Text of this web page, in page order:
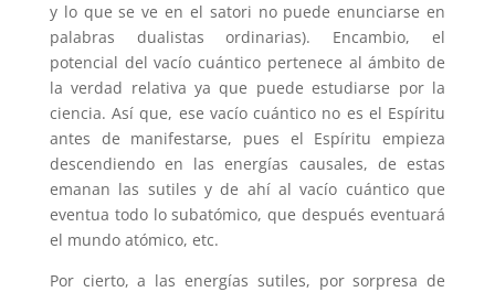
y lo que se ve en el satori no puede enunciarse en
palabras dualistas ordinarias). Encambio, el
potencial del vacío cuántico pertenece al ámbito de
la verdad relativa ya que puede estudiarse por la
ciencia. Así que, ese vacío cuántico no es el Espíritu
antes de manifestarse, pues el Espíritu empieza
descendiendo en las energías causales, de estas
emanan las sutiles y de ahí al vacío cuántico que
eventua todo lo subatómico, que después eventuará
el mundo atómico, etc.
Por cierto, a las energías sutiles, por sorpresa de